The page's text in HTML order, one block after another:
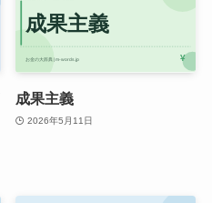
成果主義
2026年5月11日